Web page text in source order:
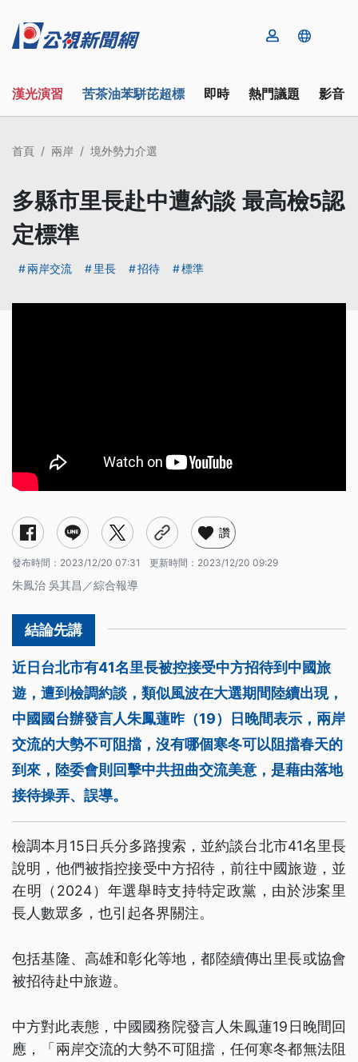
漢光演習 苦茶油苯駢芘超標 即時 熱門議題 影音
首頁 兩岸 境外勢力介選
多縣市里長赴中遭約談 最高檢5認
定標準
兩岸交流 里長 招待 標準
讚
發布時間： 2023/12/20 07:31 更新時間： 2023/12/20 09:29
朱鳳治 吳其昌／綜合報導
近日台北市有41名里長被控接受中方招待到中國旅
遊，遭到檢調約談，類似風波在大選期間陸續出現，
中國國台辦發言人朱鳳蓮昨（19）日晚間表示，兩岸
交流的大勢不可阻擋，沒有哪個寒冬可以阻擋春天的
到來，陸委會則回擊中共扭曲交流美意，是藉由落地
接待操弄、誤導。
檢調本月15日兵分多路搜索，並約談台北市41名里長
說明，他們被指控接受中方招待，前往中國旅遊，並
在明（2024）年選舉時支持特定政黨，由於涉案里
長人數眾多，也引起各界關注。
包括基隆、高雄和彰化等地，都陸續傳出里長或協會
被招待赴中旅遊。
中方對此表態，中國國務院發言人朱鳳蓮19日晚間回
應，「兩岸交流的大勢不可阻擋，任何寒冬都無法阻